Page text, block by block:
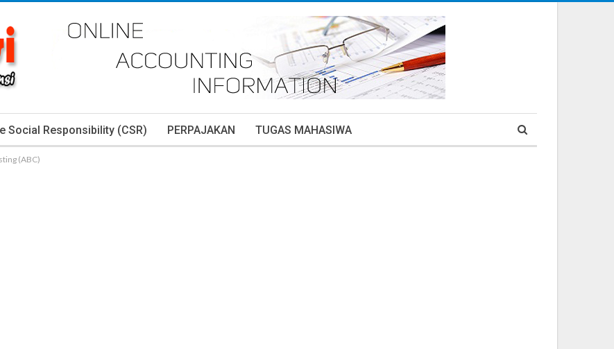
Social Responsibility (CSR) PERPAJAKAN TUGAS MAHASIWA
(ABC)